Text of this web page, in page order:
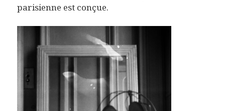
parisienne est conçue.